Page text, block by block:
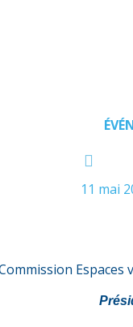
11 mai
Espaces